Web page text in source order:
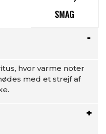
SMAG
hvor varme noter
med et strejf af